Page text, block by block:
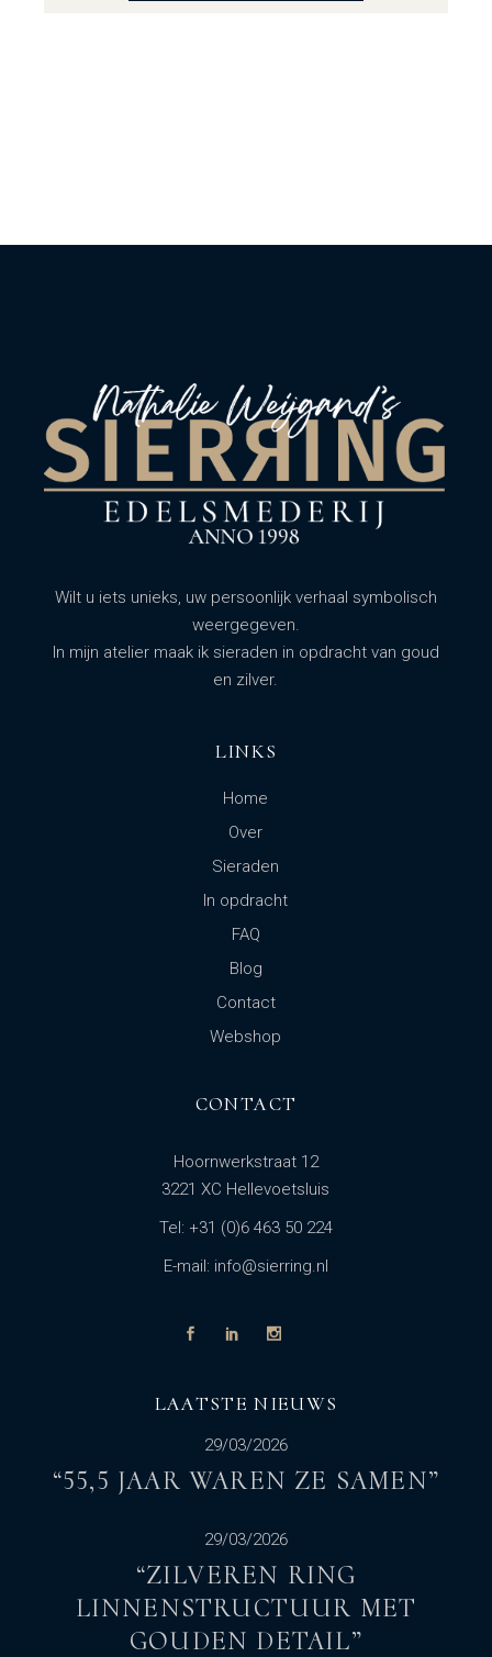
Wilt u iets unieks, uw persoonlijk verhaal symbolisch
weergegeven.
In mijn atelier maak ik sieraden in opdracht van goud
en zilver.
LINKS
Home
Over
Sieraden
In opdracht
FAQ
Blog
Contact
Webshop
CONTACT
Hoornwerkstraat 12
3221 XC Hellevoetsluis
Tel: +31 (0)6 463 50 224
E-mail: info@sierring.nl
LAATSTE NIEUWS
29/03/2026
“55,5 JAAR WAREN ZE SAMEN”
29/03/2026
“ZILVEREN RING
LINNENSTRUCTUUR MET
GOUDEN DETAIL”